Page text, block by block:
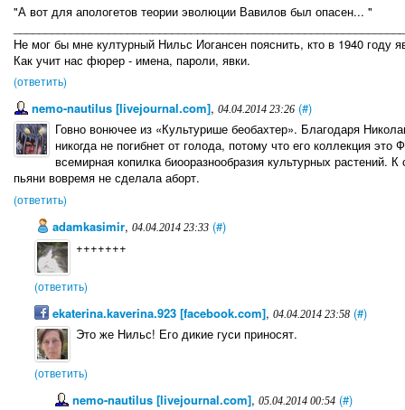
"А вот для апологетов теории эволюции Вавилов был опасен... "
Не мог бы мне културный Нильс Иогансен пояснить, кто в 1940 году
Как учит нас фюрер - имена, пароли, явки.
(ответить)
nemo-nautilus [livejournal.com], 04.04.2014 23:26 (#)
Говно вонючее из «Культурише беобахтер». Благодаря
никогда не погибнет от голода, потому что его коллекция
всемирная копилка биооразнообразия культурных растений.
пьяни вовремя не сделала аборт.
(ответить)
adamkasimir, 04.04.2014 23:33 (#)
+++++++
(ответить)
ekaterina.kaverina.923 [facebook.com], 04.04.2014 23:58 (#)
Это же Нильс! Его дикие гуси приносят.
(ответить)
nemo-nautilus [livejournal.com],05.04.2014 00:54 (#)